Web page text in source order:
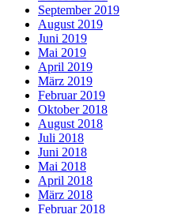
September 2019
August 2019
Juni 2019
Mai 2019
April 2019
März 2019
Februar 2019
Oktober 2018
August 2018
Juli 2018
Juni 2018
Mai 2018
April 2018
März 2018
Februar 2018